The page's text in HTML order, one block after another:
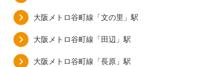
大阪メトロ谷町線「文の里」駅
大阪メトロ谷町線「田辺」駅
大阪メトロ谷町線「長原」駅